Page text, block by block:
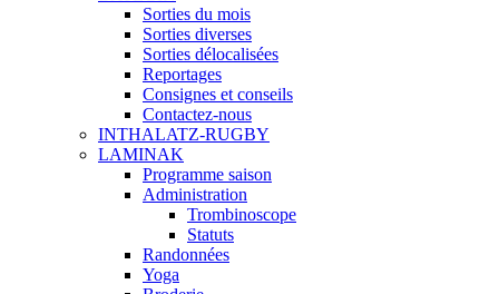
Sorties du mois
Sorties diverses
Sorties délocalisées
Reportages
Consignes et conseils
Contactez-nous
INTHALATZ-RUGBY
LAMINAK
Programme saison
Administration
Trombinoscope
Statuts
Randonnées
Yoga